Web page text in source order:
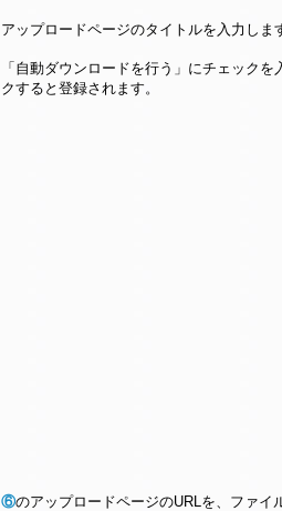
アップロードページのタイトルを入力しま
「自動ダウンロードを行う」にチェック
クすると登録されます。
⑥のアップロードページのURLを、ファイ